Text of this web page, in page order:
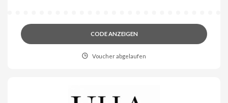
CODE ANZEIGEN
Voucher abgelaufen